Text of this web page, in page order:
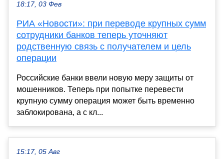
18:17, 03 Фев
РИА «Новости»: при переводе крупных сумм
сотрудники банков теперь уточняют
родственную связь с получателем и цель
операции
Российские банки ввели новую меру защиты от
мошенников. Теперь при попытке перевести
крупную сумму операция может быть временно
заблокирована, а с кл...
15:17, 05 Авг